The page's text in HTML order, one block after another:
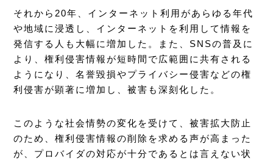
それから20年、インターネット利用があらゆる年代
や地域に浸透し、インターネットを利用して情報を
発信する人も大幅に増加した。また、SNSの普及に
より、権利侵害情報が短時間で広範囲に共有される
ようになり、名誉毀損やプライバシー侵害などの権
利侵害が顕著に増加し、被害も深刻化した。
このような社会情勢の変化を受けて、被害拡大防止
のため、権利侵害情報の削除を求める声が高まった
が、プロバイダの対応が十分であるとは言えない状